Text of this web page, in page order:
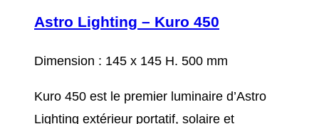
Astro Lighting – Kuro 450
Dimension : 145 x 145 H. 500 mm
Kuro 450 est le premier luminaire d’Astro
Lighting extérieur portatif, solaire et